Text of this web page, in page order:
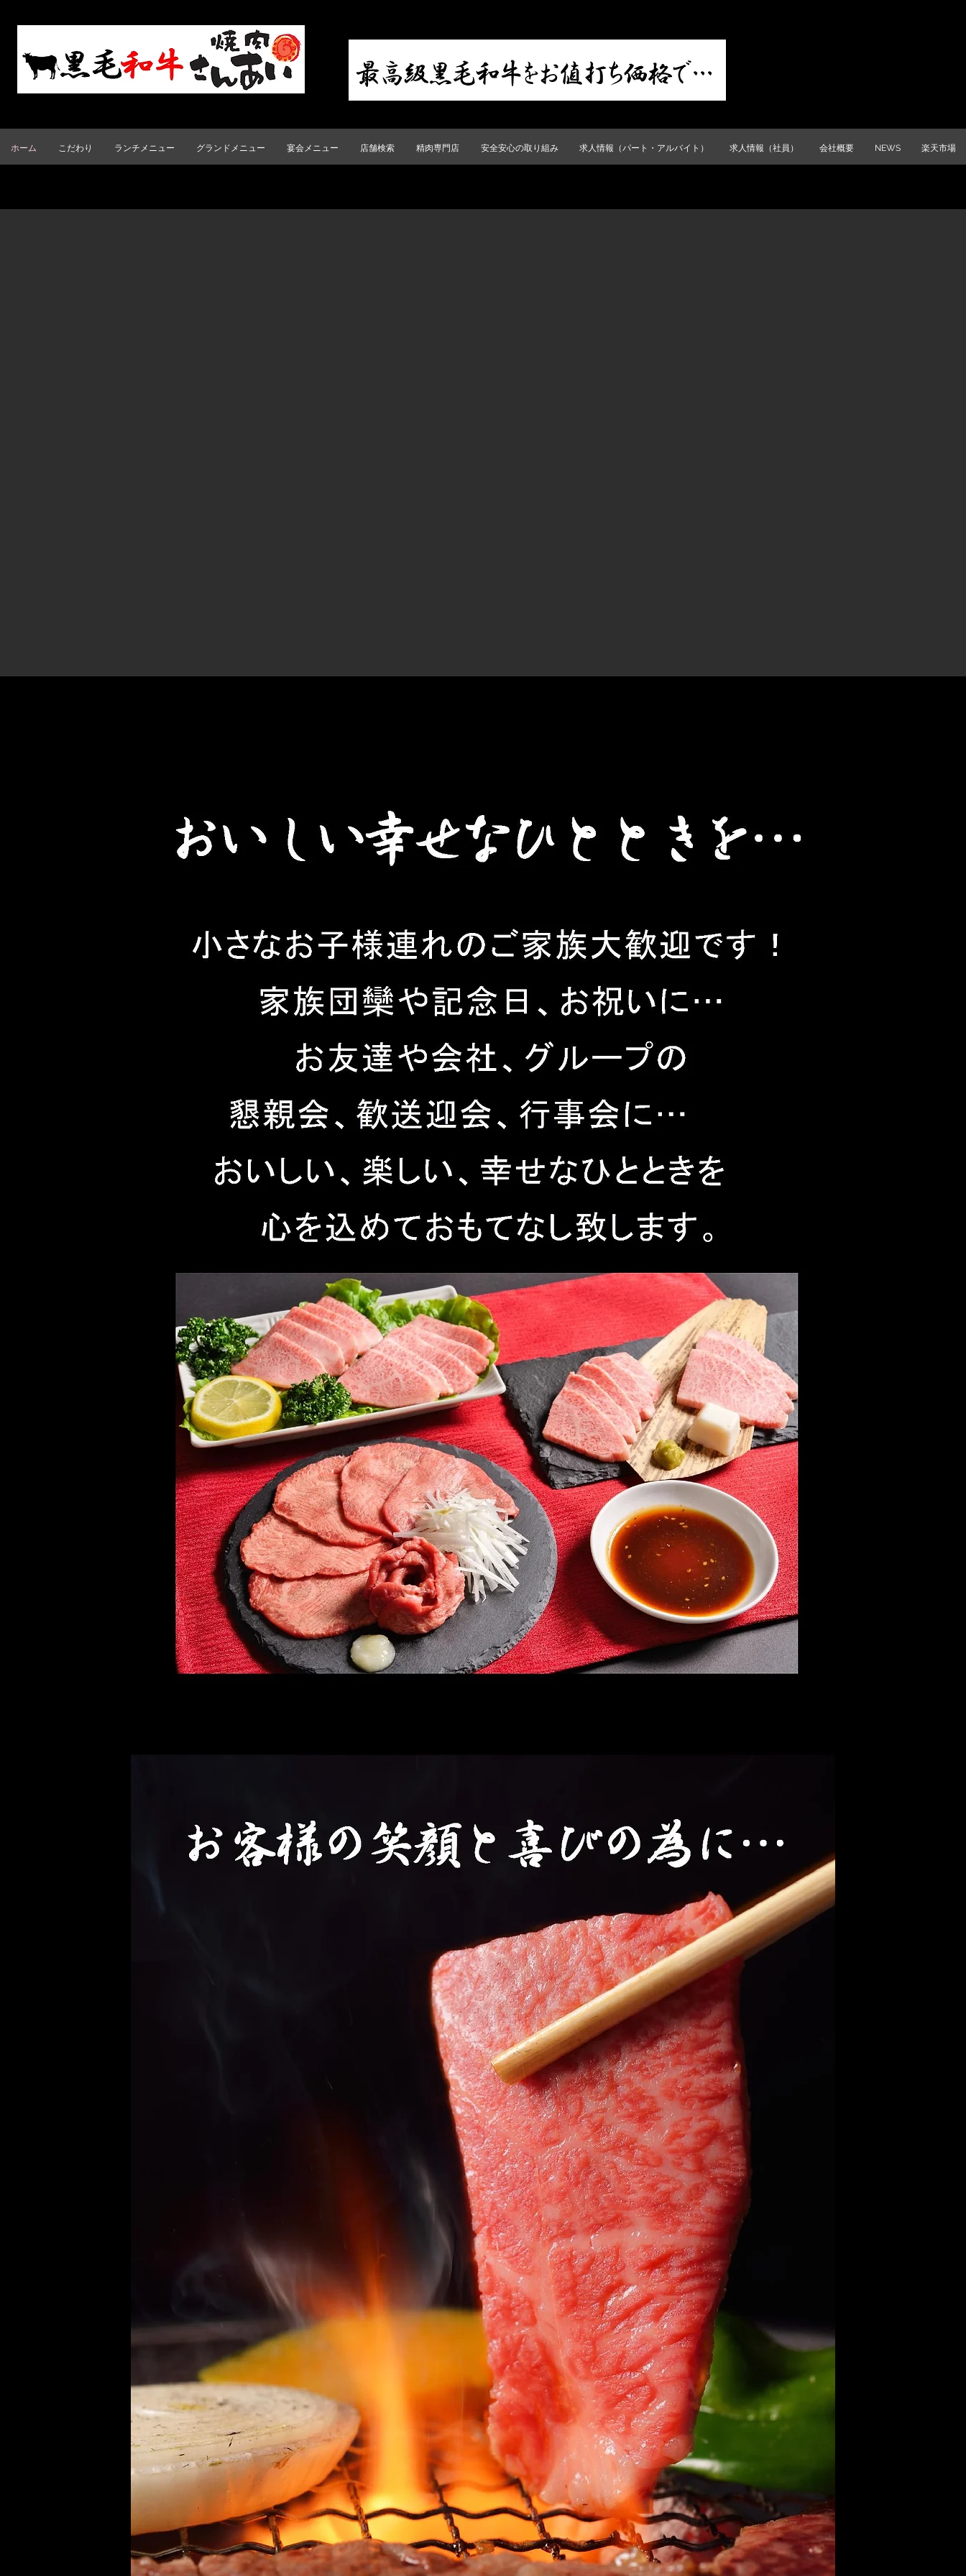
ホーム こだわり ランチメニュー グランドメニュー 宴会メニュー 店舗検索 精肉専門店 安全安心の取り組み 求人情報（パート・アルバイト） 求人情報（社員） 会社概要 NEWS 楽天市場